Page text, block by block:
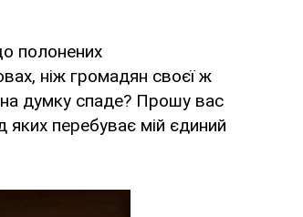
полонених
ніж громадян своєї ж
думку спаде? Прошу вас
яких перебуває мій єдиний